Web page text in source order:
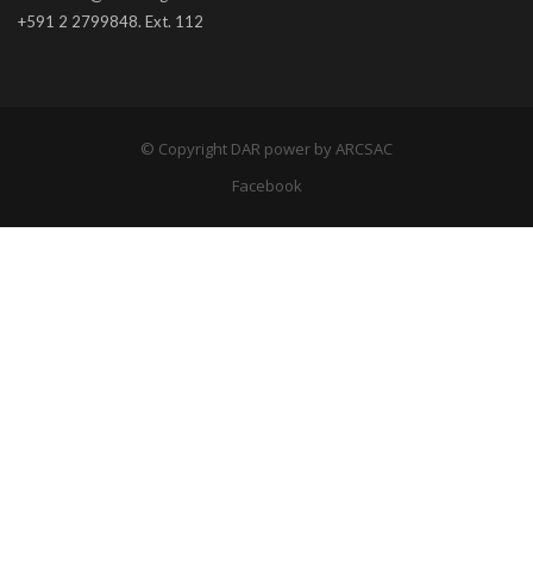
+591 2 2799848. Ext. 112
© Copyright DAR power by ARCSAC
Facebook